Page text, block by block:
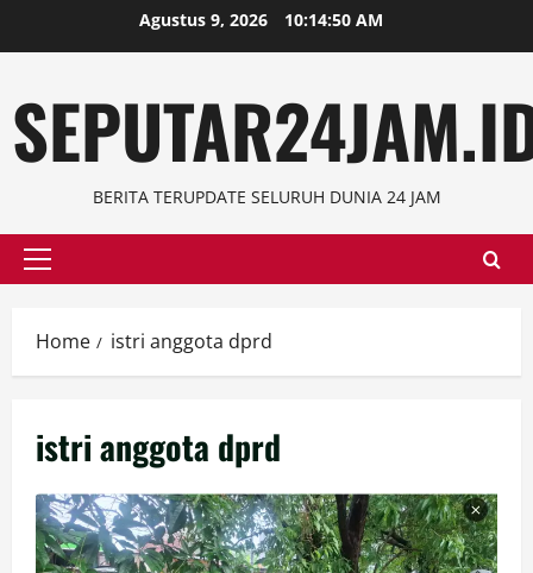
to
Agustus 9, 2026 10:14:50 AM
BERITA TERUPDATE SELURUH DUNIA 24 JAM
Primary
Home istri anggota dprd
istri anggota dprd